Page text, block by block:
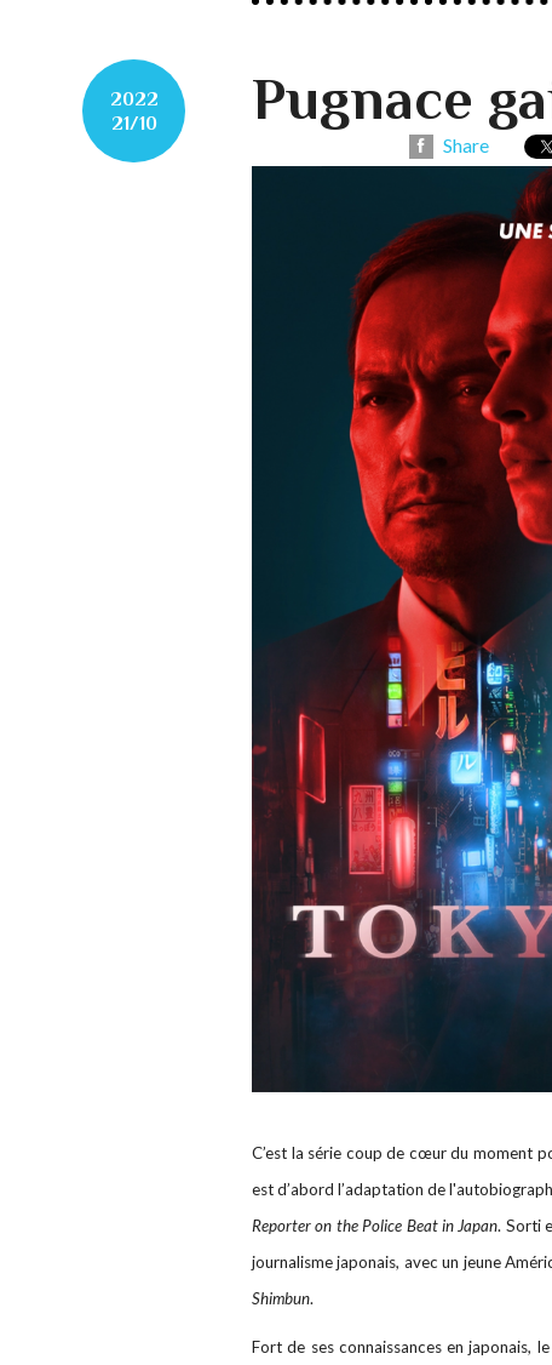
2022
21/10
Pugnace
Share
C’est la série coup de cœur du moment
est d’abord l’adaptation de
Reporter on the Police Beat in Japan. Sorti
journalisme japonais, avec un jeune
Shimbun.
Fort de ses connaissances en japonais,